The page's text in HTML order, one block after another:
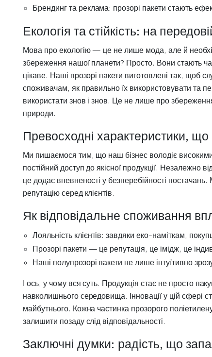
Брендинг та реклама: прозорі пакети стають
Екологія та стійкість: на
Мова про екологію — це не лише мода, але й
збереження нашої планети? Просто. Вони стають
цікаве. Наші прозорі пакети виготовлені так, щоб
споживачам, як правильно їх використовувати та
використати знов і знов. Це не лише про
природи.
Превосходні характеристики,
Ми пишаємося тим, що наш бізнес володіє
постійний доступ до якісної продукції. Незалежно
це додає впевненості у безперебійності
репутацію серед клієнтів.
Як відповідальне споживання
Лояльність клієнтів: завдяки еко-наміткам,
Прозорі пакети — це репутація, це імідж, це
Наші полупрозорі пакети не лише інтуїтивно
І ось, у чому вся суть. Продукція стає не просто
навколишнього середовища. Інновації у цій сфері
майбутнього. Кожна частинка прозорого
залишити позаду слід відповідальності.
Заключні думки: радість, що